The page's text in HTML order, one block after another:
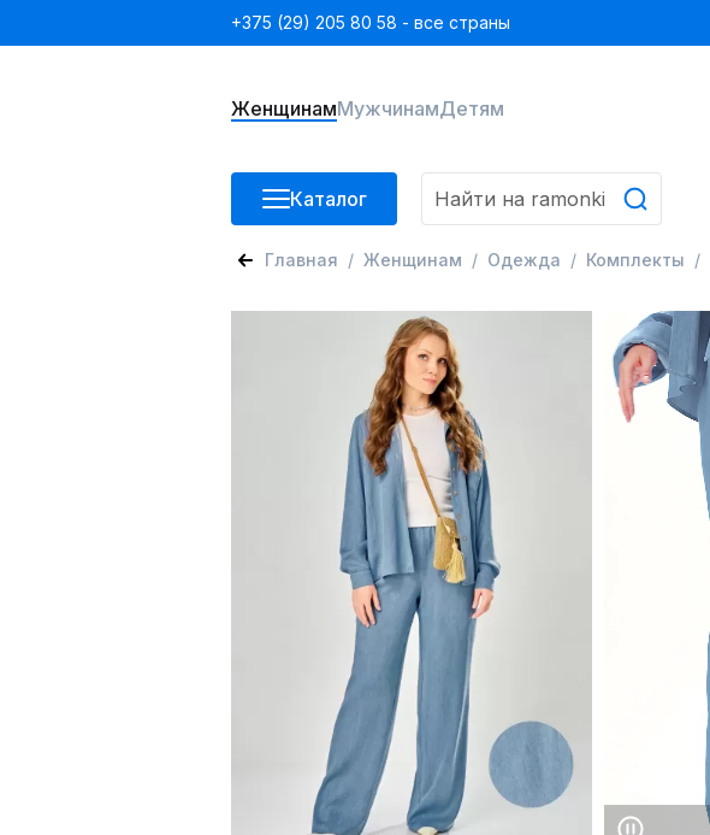
+375 (29) 205 80 58 - все страны
ЖенщинамМужчинамДетям
Каталог
Главная Женщинам Одежда Комплекты